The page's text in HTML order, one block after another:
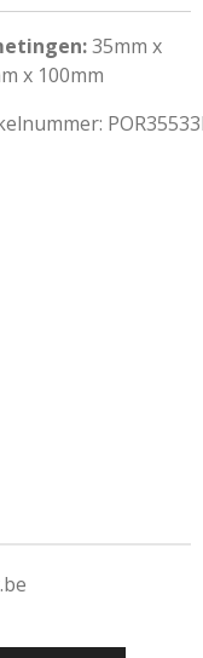
35mm x
x 100mm